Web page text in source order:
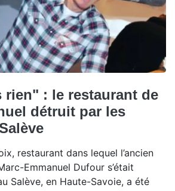
rien" : le restaurant de
détruit par les
restaurant dans lequel l’ancien
Emmanuel Dufour s’était
Salève, en Haute-Savoie, a été